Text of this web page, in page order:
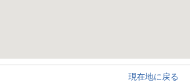
現在地に戻る